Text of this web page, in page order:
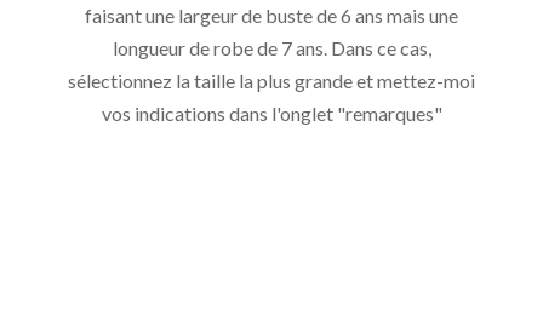
faisant une largeur de buste de 6 ans mais une
longueur de robe de 7 ans. Dans ce cas,
sélectionnez la taille la plus grande et mettez-moi
vos indications dans l'onglet "remarques"